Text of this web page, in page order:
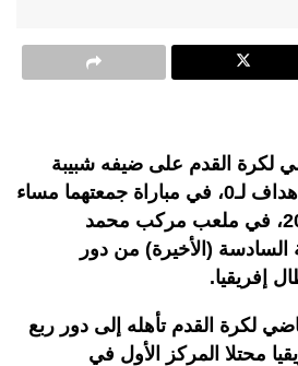
لكرة القدم على ضيفه شبيبة
القبائل الجزائري، بـ3 أهداف لـ0، في مباراة جمعتهما مساء
السبت فاتح أبريل 2023، في ملعب مركب محمد
(الأخيرة) من دور
إفريقيا.
لكرة القدم تأهله إلى دور ربع
محتلا المركز الأول في